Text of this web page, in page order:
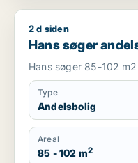
Hans søger andelsbolig
2 d siden
Hans søger
Hans søger 85-102
Type
Andelsbolig
Areal
85 - 102 m2